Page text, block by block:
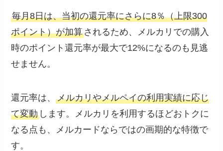
毎月8日は、当初の還元率にさらに8％（上限300
ポイント）が加算されるため、メルカリでの購入
時のポイント還元率が最大で12%になるのも見逃
せません。
還元率は、メルカリやメルペイの利用実績に応じ
て変動 します。メルカリを利用するほどおトクに
なる点も、メルカードならではの画期的な特徴で
す。